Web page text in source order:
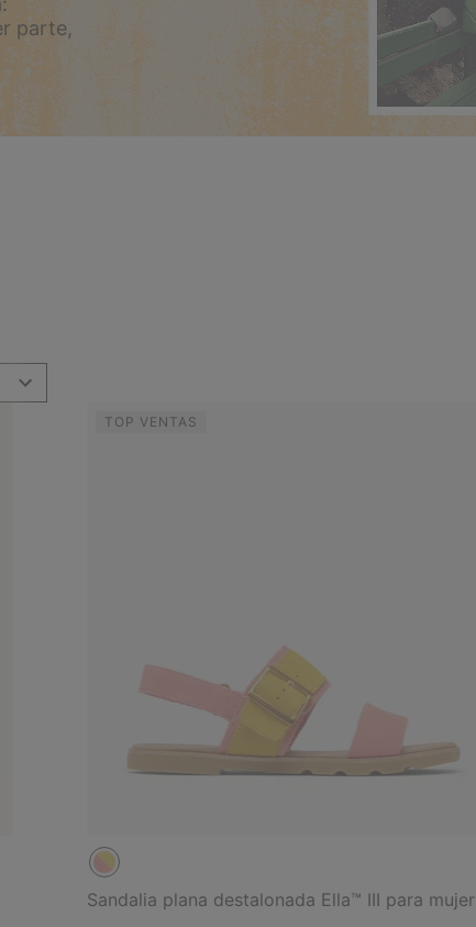
parte,
TOP VENTAS
Sandalia plana destalonada Ella™ III para mujer